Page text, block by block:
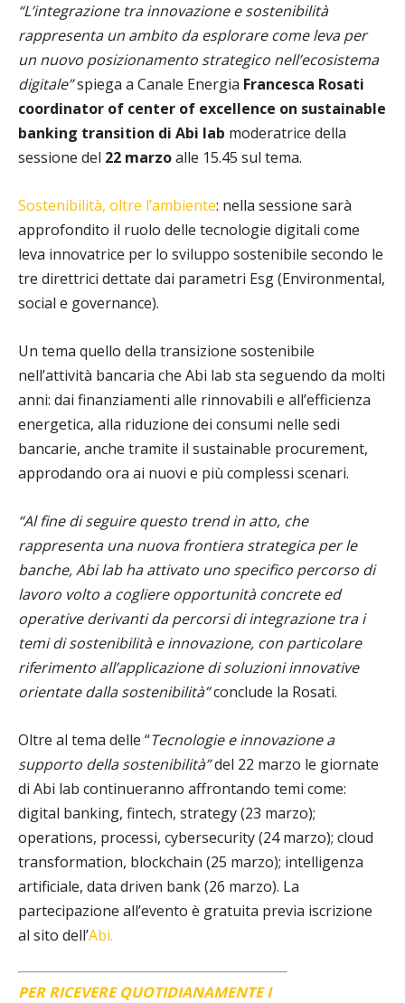
“L’integrazione tra innovazione e sostenibilità
rappresenta un ambito da esplorare come leva per
un nuovo posizionamento strategico nell’ecosistema
digitale”spiega a Canale Energia Francesca Rosati
coordinator of center of excellence on sustainable
banking transition di Abi lab moderatrice della
sessione del 22 marzoalle 15.45 sul tema.
Sostenibilità, oltre l’ambiente: nella sessione sarà
approfondito il ruolo delle tecnologie digitali come
leva innovatrice per lo sviluppo sostenibile secondo le
tre direttrici dettate dai parametri Esg (Environmental,
social e governance).
Un tema quello della transizione sostenibile
nell’attività bancaria che Abi lab sta seguendo da molti
anni: dai finanziamenti alle rinnovabili e all’efficienza
energetica, alla riduzione dei consumi nelle sedi
bancarie, anche tramite il sustainable procurement,
approdando ora ai nuovi e più complessi scenari.
“Al fine di seguire questo trend in atto, che
rappresenta una nuova frontiera strategica per le
banche, Abi lab ha attivato uno specifico percorso di
lavoro volto a cogliere opportunità concrete ed
operative derivanti da percorsi di integrazione tra i
temi di sostenibilità e innovazione, con particolare
riferimento all’applicazione di soluzioni innovative
orientate dalla sostenibilità”conclude la Rosati.
Oltre al tema delle “Tecnologie e innovazione a
supporto della sostenibilità”del 22 marzo le giornate
di Abi lab continueranno affrontando temi come:
digital banking, fintech, strategy (23 marzo);
operations, processi, cybersecurity (24 marzo); cloud
transformation, blockchain (25 marzo); intelligenza
artificiale, data driven bank (26 marzo). La
partecipazione all’evento è gratuita previa iscrizione
al sito dell’Abi.
PER RICEVERE QUOTIDIANAMENTE I